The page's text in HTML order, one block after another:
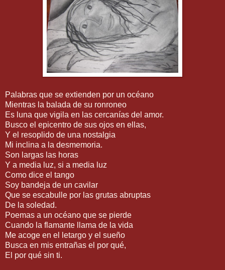
Palabras que se extienden por un océano
Mientras la balada de su ronroneo
Es luna que vigila en las cercanías del amor.
Busco el epicentro de sus ojos en ellas,
Y el resoplido de una nostalgia
Mi inclina a la desmemoria.
Son largas las horas
Y a media luz, si a media luz
Como dice el tango
Soy bandeja de un cavilar
Que se escabulle por las grutas abruptas
De la soledad.
Poemas a un océano que se pierde
Cuando la flamante llama de la vida
Me acoge en el letargo y el sueño
Busca en mis entrañas el por qué,
El por qué sin ti.